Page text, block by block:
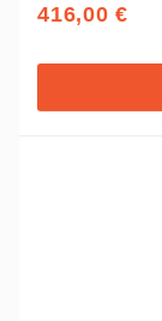
416,00 €